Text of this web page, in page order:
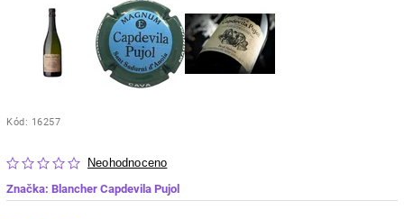
Kód: 16257
Neohodnoceno
Značka: Blancher Capdevila Pujol